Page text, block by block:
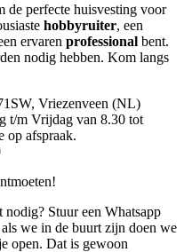
de perfecte huisvesting voor
hobbyruiter, een
ervaren professional bent.
nodig hebben. Kom langs
Vriezenveen (NL)
t/m Vrijdag van 8.30 tot
op afspraak.
Stuur een Whatsapp
we in de buurt zijn doen we
open. Dat is gewoon